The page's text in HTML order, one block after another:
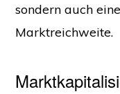
sondern auch
Marktreichweite.